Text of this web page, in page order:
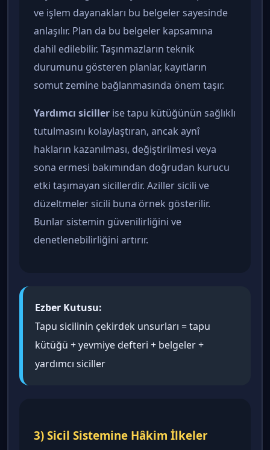
ve işlem dayanakları bu belgeler sayesinde
anlaşılır. Plan da bu belgeler kapsamına
dahil edilebilir. Taşınmazların teknik
durumunu gösteren planlar, kayıtların
somut zemine bağlanmasında önem taşır.
Yardımcı siciller ise tapu kütüğünün sağlıklı
tutulmasını kolaylaştıran, ancak aynî
hakların kazanılması, değiştirilmesi veya
sona ermesi bakımından doğrudan kurucu
etki taşımayan sicillerdir. Aziller sicili ve
düzeltmeler sicili buna örnek gösterilir.
Bunlar sistemin güvenilirliğini ve
denetlenebilirliğini artırır.
Ezber Kutusu:
Tapu sicilinin çekirdek unsurları = tapu
kütüğü + yevmiye defteri + belgeler +
yardımcı siciller
3) Sicil Sistemine Hâkim İlkeler